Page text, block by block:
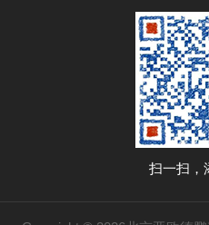
扫一扫，